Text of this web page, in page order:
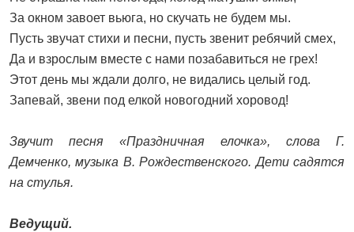
За окном завоет вьюга, но скучать не будем мы.
Пусть звучат стихи и песни, пусть звенит ребячий смех,
Да и взрослым вместе с нами позабавиться не грех!
Этот день мы ждали долго, не видались целый год.
Запевай, звени под елкой новогодний хоровод!
Звучит песня «Праздничная елочка», слова Г.
Демченко, музыка В. Рождественского. Дети садятся
на стулья.
Ведущий.